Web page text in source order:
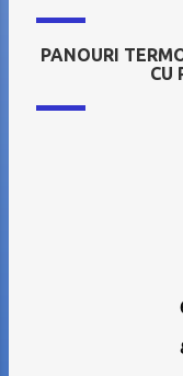
PANOURI
CU